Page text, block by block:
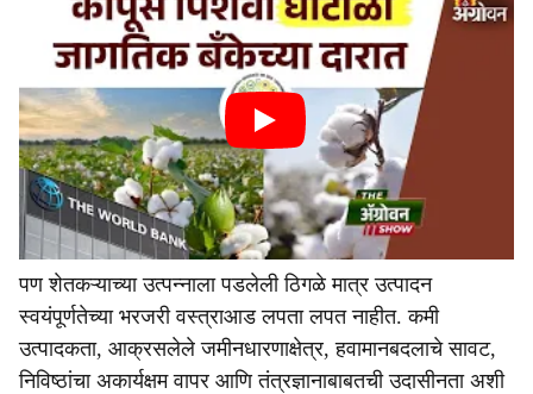
पण शेतकऱ्याच्या उत्पन्नाला पडलेली ठिगळे मात्र उत्पादन
स्वयंपूर्णतेच्या भरजरी वस्त्राआड लपता लपत नाहीत. कमी
उत्पादकता, आक्रसलेले जमीनधारणाक्षेत्र, हवामानबदलाचे सावट,
निविष्ठांचा अकार्यक्षम वापर आणि तंत्रज्ञानाबाबतची उदासीनता अशी